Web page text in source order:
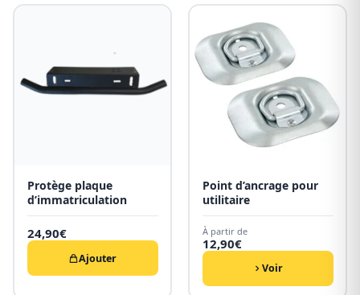
Protège plaque
d’immatriculation
24,90€
Ajouter
Point d’ancrage pour
utilitaire
À partir de
12,90€
Voir